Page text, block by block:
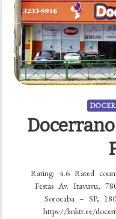
Rating: 4.6 Rated
Festas Av. Itavuvu,
Sorocaba – SP,
https://linktr.ee/